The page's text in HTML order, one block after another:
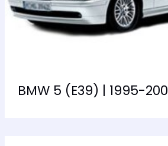
BMW 5 (E39) | 1995-200